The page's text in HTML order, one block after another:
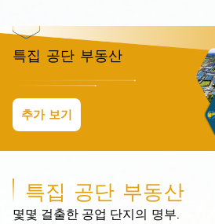
특집 공단 부동산
추가 보기
특집 공단 부동산
몇몇 걸출한 공업 단지의 명부.